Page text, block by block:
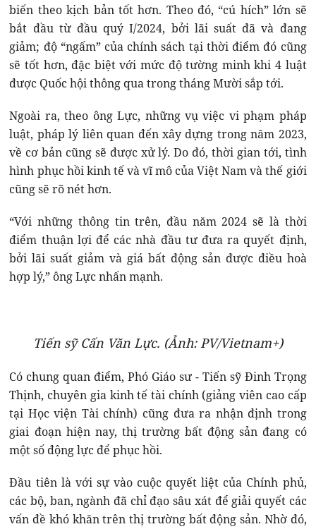
biến theo kịch bản tốt hơn. Theo đó, “cú hích” lớn sẽ
bắt đầu từ đầu quý I/2024, bởi lãi suất đã và đang
giảm; độ “ngấm” của chính sách tại thời điểm đó cũng
sẽ tốt hơn, đặc biệt với mức độ tường minh khi 4 luật
được Quốc hội thông qua trong tháng Mười sắp tới.
Ngoài ra, theo ông Lực, những vụ việc vi phạm pháp
luật, pháp lý liên quan đến xây dựng trong năm 2023,
về cơ bản cũng sẽ được xử lý. Do đó, thời gian tới, tình
hình phục hồi kinh tế và vĩ mô của Việt Nam và thế giới
cũng sẽ rõ nét hơn.
“Với những thông tin trên, đầu năm 2024 sẽ là thời
điểm thuận lợi để các nhà đầu tư đưa ra quyết định,
bởi lãi suất giảm và giá bất động sản được điều hoà
hợp lý,” ông Lực nhấn mạnh.
Tiến sỹ Cấn Văn Lực. (Ảnh: PV/Vietnam+)
Có chung quan điểm, Phó Giáo sư - Tiến sỹ Đinh Trọng
Thịnh, chuyên gia kinh tế tài chính (giảng viên cao cấp
tại Học viện Tài chính) cũng đưa ra nhận định trong
giai đoạn hiện nay, thị trường bất động sản đang có
một số động lực để phục hồi.
Đầu tiên là với sự vào cuộc quyết liệt của Chính phủ,
các bộ, ban, ngành đã chỉ đạo sâu xát để giải quyết các
vấn đề khó khăn trên thị trường bất động sản. Nhờ đó,